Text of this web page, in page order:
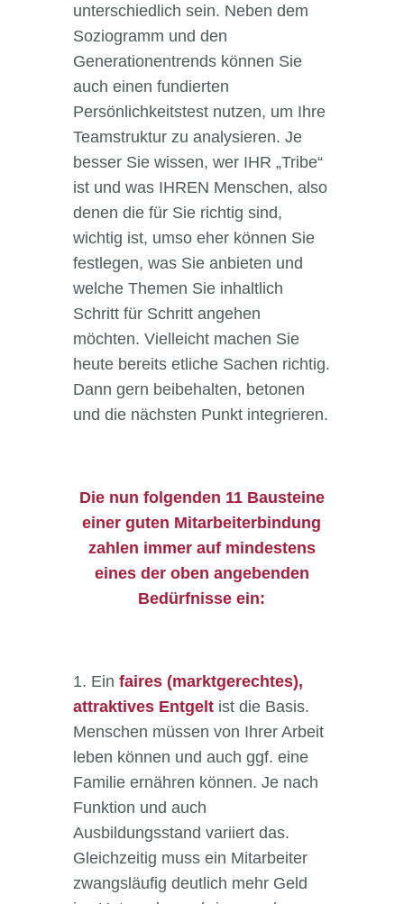
unterschiedlich sein. Neben dem
Soziogramm und den
Generationentrends können Sie
auch einen fundierten
Persönlichkeitstest nutzen, um Ihre
Teamstruktur zu analysieren. Je
besser Sie wissen, wer IHR „Tribe“
ist und was IHREN Menschen, also
denen die für Sie richtig sind,
wichtig ist, umso eher können Sie
festlegen, was Sie anbieten und
welche Themen Sie inhaltlich
Schritt für Schritt angehen
möchten. Vielleicht machen Sie
heute bereits etliche Sachen richtig.
Dann gern beibehalten, betonen
und die nächsten Punkt integrieren.
Die nun folgenden 11 Bausteine
einer guten Mitarbeiterbindung
zahlen immer auf mindestens
eines der oben angebenden
Bedürfnisse ein:
1. Ein faires (marktgerechtes),
attraktives Entgeltist die Basis.
Menschen müssen von Ihrer Arbeit
leben können und auch ggf. eine
Familie ernähren können. Je nach
Funktion und auch
Ausbildungsstand variiert das.
Gleichzeitig muss ein Mitarbeiter
zwangsläufig deutlich mehr Geld